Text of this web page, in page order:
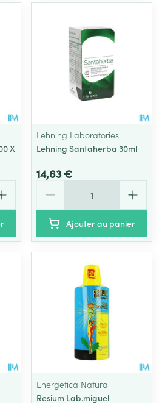
X
Lehning Laboratories
Lehning Santaherba 30ml
14,63 €
Ajouter au panier
Energetica Natura
Resium Lab.miguel